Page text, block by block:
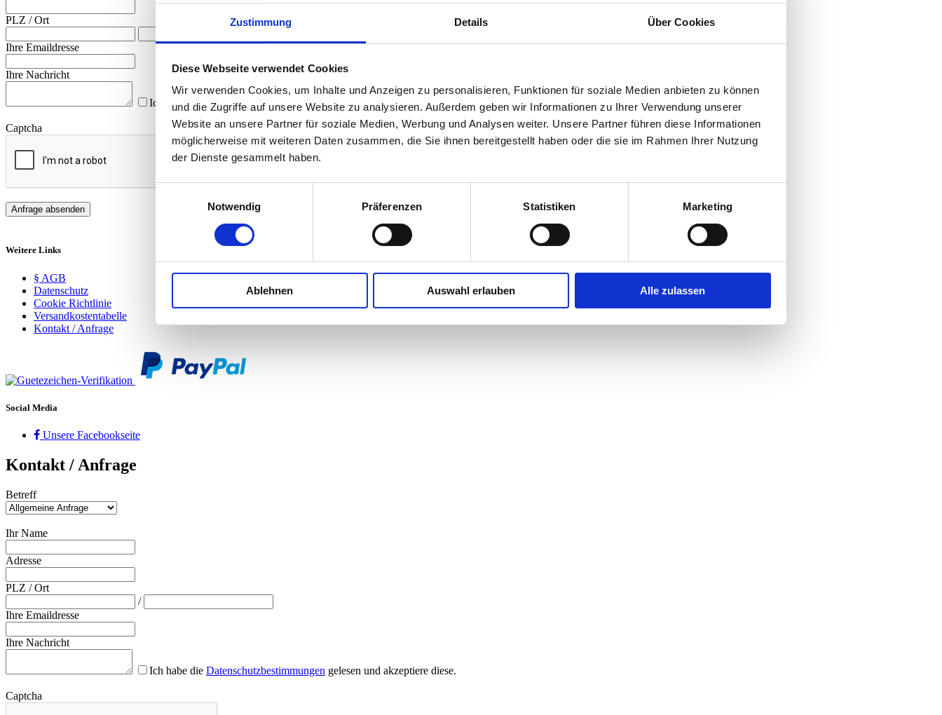
Zustimmung Details Über Cookies
Diese Webseite verwendet Cookies
Wir verwenden Cookies, um Inhalte und Anzeigen zu personalisieren, Funktionen für soziale Medien anbieten zu können
und die Zugriffe auf unsere Website zu analysieren. Außerdem geben wir Informationen zu Ihrer Verwendung unserer
Website an unsere Partner für soziale Medien, Werbung und Analysen weiter. Unsere Partner führen diese Informationen
möglicherweise mit weiteren Daten zusammen, die Sie ihnen bereitgestellt haben oder die sie im Rahmen Ihrer Nutzung
der Dienste gesammelt haben.
Einwilligungsauswahl
Notwendig
Präferenzen Statistiken Marketing
Ablehnen Auswahl erlauben Alle zulassen
PLZ /Ort
Ihre Emaildresse
Ihre Nachricht
Ich habe die Datenschutzbestimmungengelesen und akzeptiere diese.
Captcha
Anfrage absenden
Weitere Links
§ AGB
Datenschutz
Cookie Richtlinie
Versandkostentabelle
Kontakt / Anfrage
Social Media
Unsere Facebookseite
Kontakt / Anfrage
Betreff
Ihr Name
Adresse
PLZ /Ort
/
Ihre Emaildresse
Ihre Nachricht
Ich habe die Datenschutzbestimmungen gelesen und akzeptiere diese.
Captcha